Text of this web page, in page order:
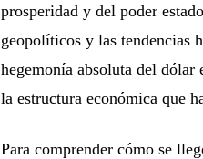
prosperidad y del poder
geopolíticos y las tendencias
hegemonía absoluta del dólar
la estructura económica que
Para comprender cómo se